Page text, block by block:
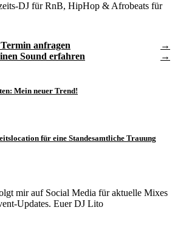
DJ für RnB, HipHop & Afrobeats für
anfragen
Sound erfahren
Mein neuer Trend!
für eine Standesamtliche Trauung
mir auf Social Media für aktuelle Mixes
Updates. Euer DJ Lito